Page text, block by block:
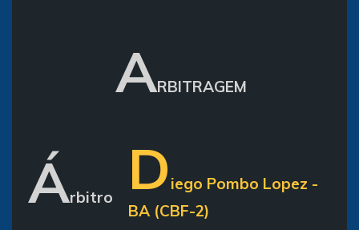
ARBITRAGEM
Árbitro D iego Pombo Lopez -
BA (CBF-2)